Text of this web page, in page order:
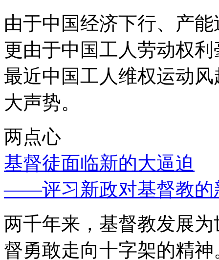
由于中国经济下行、产
更由于中国工人劳动权
最近中国工人维权运动
大声势。
两点心
基督徒面临新的大逼迫
——评习新政对基督教的
两千年来，基督教发展
督勇敢走向十字架的精